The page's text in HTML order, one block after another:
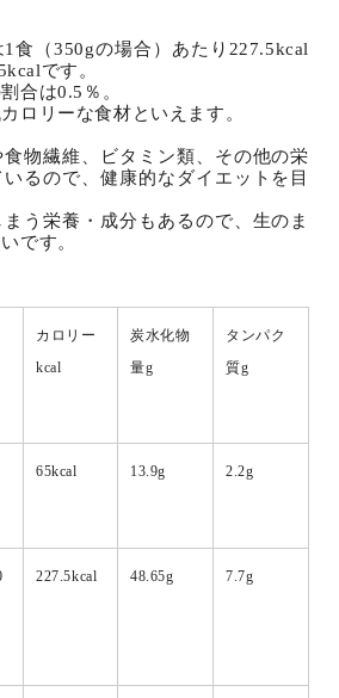
食（350gの場合）あたり227.5kcal
です。
合は0.5％。
ロリーな食材といえます。
物繊維、ビタミン類、その他の栄
るので、健康的なダイエットを目
う栄養・成分もあるので、生のま
です。
カロリー
kcal
炭水化物
量g
タンパク
質g
65kcal 13.9g 2.2g
227.5kcal 48.65g 7.7g